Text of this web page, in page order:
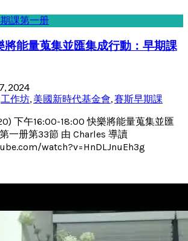
課第一册
將能量蒐集並匯集成行動：早期課
2024
工作坊, 美國新時代基金會,賽斯早期課
下午16:00-18:00 快樂將能量蒐集並匯
一册第33節 由 Charles 導讀
watch?v=HnDLJnuEh3g